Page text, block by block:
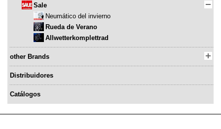
Sale
Neumático del invierno
Rueda de Verano
Allwetterkomplettrad
other Brands
Distribuidores
Catálogos